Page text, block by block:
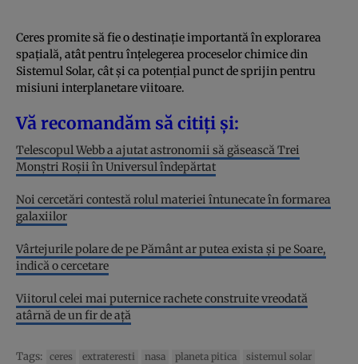
Ceres promite să fie o destinație importantă în explorarea
spațială, atât pentru înțelegerea proceselor chimice din
Sistemul Solar, cât și ca potențial punct de sprijin pentru
misiuni interplanetare viitoare.
Vă recomandăm să citiți și:
Telescopul Webb a ajutat astronomii să găsească Trei
Monștri Roșii în Universul îndepărtat
Noi cercetări contestă rolul materiei întunecate în formarea
galaxiilor
Vârtejurile polare de pe Pământ ar putea exista și pe Soare,
indică o cercetare
Viitorul celei mai puternice rachete construite vreodată
atârnă de un fir de ață
Tags: ceres extrateresti nasa planeta pitica
sistemul solar